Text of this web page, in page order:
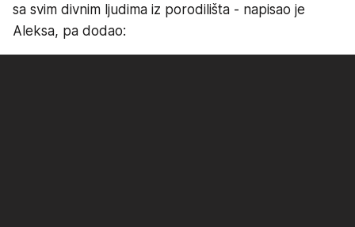
sa svim divnim ljudima iz porodilišta - napisao je
Aleksa, pa dodao: